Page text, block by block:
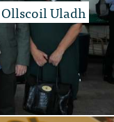
Uladh